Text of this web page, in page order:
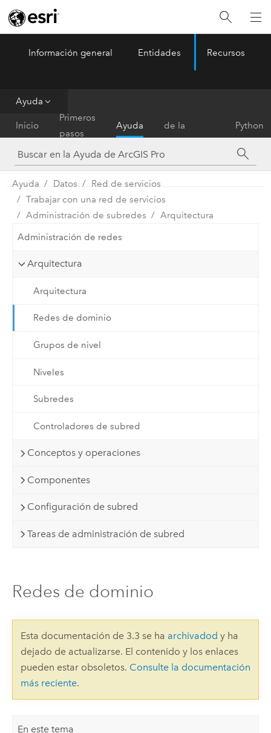
ArcGIS Pro Menu
Información general Entidades Recursos
Ayuda
Inicio
Primeros
pasos
Ayuda
de la
herramienta
Python
Ayuda Datos
Red de servicios
Trabajar con una red de servicios
Administración de subredes
Arquitectura
Administración de redes
Arquitectura
Arquitectura
Redes de dominio
Grupos de nivel
Niveles
Subredes
Controladores de subred
Conceptos y operaciones
Componentes
Configuración de subred
Tareas de administración de subred
Redes de dominio
Esta documentación de 3.3 se ha archivadod y ha
dejado de actualizarse. El contenido y los enlaces
pueden estar obsoletos. Consulte la documentación
más reciente.
En este tema